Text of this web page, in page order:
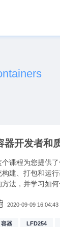
器开发者和
个课程为您提供
构建、打包和运
方法，并学习如
2020-09-09 16:04:43
容器 LFD254